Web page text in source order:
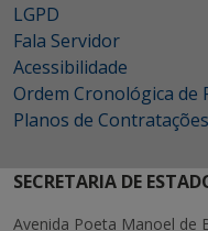
LGPD
Fala Servidor
Acessibilidade
Ordem Cronológica de
Planos de
SECRETARIA DE
Avenida Poeta Manoel de